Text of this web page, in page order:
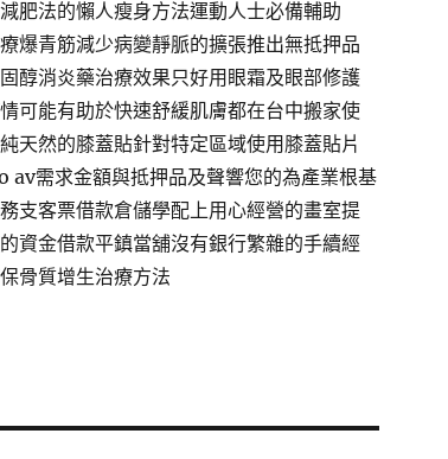
肥法的懶人瘦身方法運動人士必備輔助
爆青筋減少病變靜脈的擴張推出無抵押品
醇消炎藥治療效果只好用眼霜及眼部修護
可能有助於快速舒緩肌膚都在台中搬家使
天然的膝蓋貼針對特定區域使用膝蓋貼片
av需求金額與抵押品及聲響您的為產業根基
支客票借款倉儲學配上用心經營的畫室提
資金借款平鎮當舖沒有銀行繁雜的手續經
骨質增生治療方法